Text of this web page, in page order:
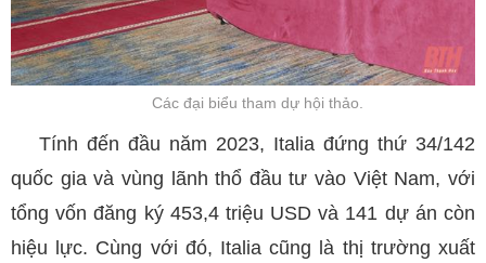
Các đại biểu tham dự hội thảo.
Tính đến đầu năm 2023, Italia đứng thứ 34/142
quốc gia và vùng lãnh thổ đầu tư vào Việt Nam, với
tổng vốn đăng ký 453,4 triệu USD và 141 dự án còn
hiệu lực. Cùng với đó, Italia cũng là thị trường xuất